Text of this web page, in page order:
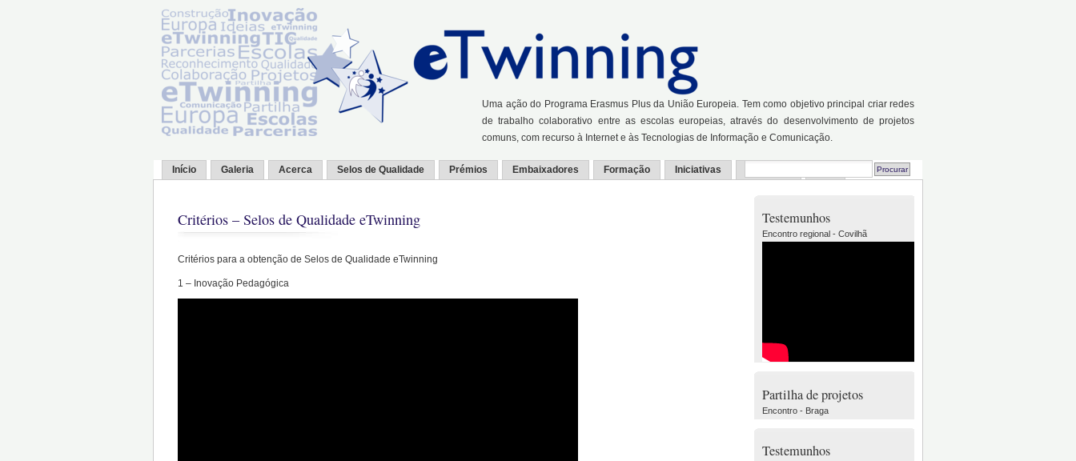
Uma ação do Programa Erasmus Plus da União Europeia. Tem como objetivo principal criar redes
de trabalho colaborativo entre as escolas europeias, através do desenvolvimento de projetos
comuns, com recurso à Internet e às Tecnologias de Informação e Comunicação.
Início Galeria Acerca Selos de Qualidade Prémios Embaixadores Formação Iniciativas
Critérios – Selos de Qualidade eTwinning
Critérios para a obtenção de Selos de Qualidade eTwinning
1 – Inovação Pedagógica
Testemunhos
Encontro regional - Covilhã
Partilha de projetos
Encontro - Braga
Testemunhos